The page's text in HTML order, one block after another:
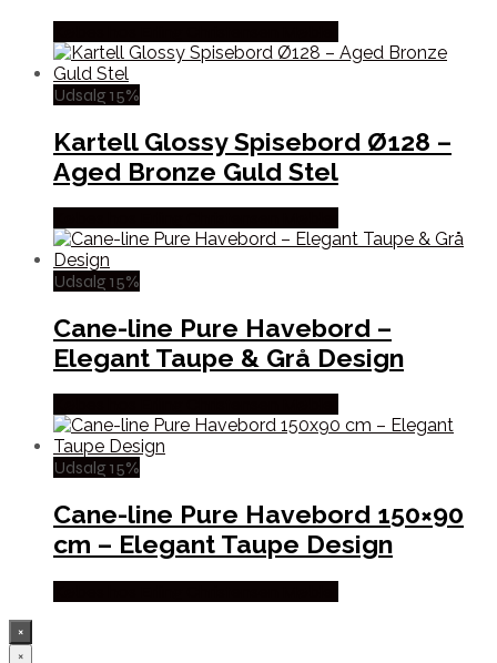
Udsalg 15%
Kartell Glossy Spisebord Ø128 –
Aged Bronze Guld Stel
Udsalg 15%
Cane-line Pure Havebord –
Elegant Taupe & Grå Design
Udsalg 15%
Cane-line Pure Havebord 150×90
cm – Elegant Taupe Design
×
×